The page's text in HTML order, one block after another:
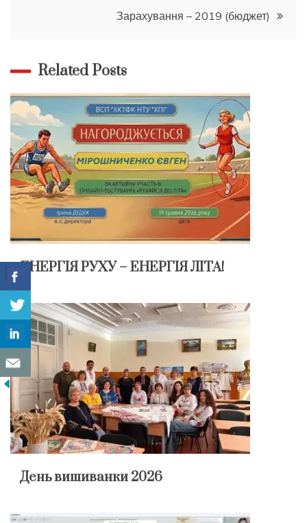
Зарахування – 2019 (бюджет)
Related Posts
ЕНЕРГІЯ РУХУ – ЕНЕРГІЯ ЛІТА!
День вишиванки 2026